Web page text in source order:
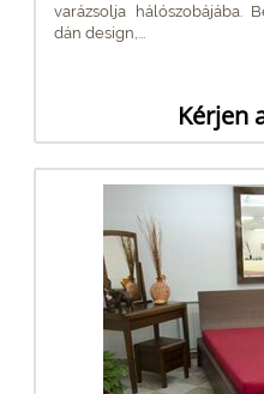
varázsolja hálószobájába.
dán design,...
Kérjen